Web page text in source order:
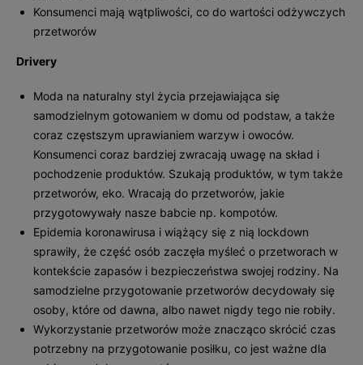
Konsumenci mają wątpliwości, co do wartości odżywczych
przetworów
Drivery
Moda na naturalny styl życia przejawiająca się
samodzielnym gotowaniem w domu od podstaw, a także
coraz częstszym uprawianiem warzyw i owoców.
Konsumenci coraz bardziej zwracają uwagę na skład i
pochodzenie produktów. Szukają produktów, w tym także
przetworów, eko. Wracają do przetworów, jakie
przygotowywały nasze babcie np. kompotów.
Epidemia koronawirusa i wiążący się z nią lockdown
sprawiły, że część osób zaczęła myśleć o przetworach w
kontekście zapasów i bezpieczeństwa swojej rodziny. Na
samodzielne przygotowanie przetworów decydowały się
osoby, które od dawna, albo nawet nigdy tego nie robiły.
Wykorzystanie przetworów może znacząco skrócić czas
potrzebny na przygotowanie posiłku, co jest ważne dla